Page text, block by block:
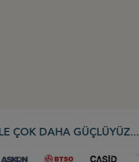
ÇOK DAHA GÜÇLÜYÜZ...